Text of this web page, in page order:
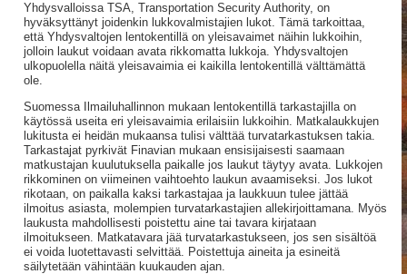
Yhdysvalloissa TSA, Transportation Security Authority, on
hyväksyttänyt joidenkin lukkovalmistajien lukot. Tämä tarkoittaa,
että Yhdysvaltojen lentokentillä on yleisavaimet näihin lukkoihin,
jolloin laukut voidaan avata rikkomatta lukkoja. Yhdysvaltojen
ulkopuolella näitä yleisavaimia ei kaikilla lentokentillä välttämättä
ole.
Suomessa Ilmailuhallinnon mukaan lentokentillä tarkastajilla on
käytössä useita eri yleisavaimia erilaisiin lukkoihin. Matkalaukkujen
lukitusta ei heidän mukaansa tulisi välttää turvatarkastuksen takia.
Tarkastajat pyrkivät Finavian mukaan ensisijaisesti saamaan
matkustajan kuulutuksella paikalle jos laukut täytyy avata. Lukkojen
rikkominen on viimeinen vaihtoehto laukun avaamiseksi. Jos lukot
rikotaan, on paikalla kaksi tarkastajaa ja laukkuun tulee jättää
ilmoitus asiasta, molempien turvatarkastajien allekirjoittamana. Myös
laukusta mahdollisesti poistettu aine tai tavara kirjataan
ilmoitukseen. Matkatavara jää turvatarkastukseen, jos sen sisältöä
ei voida luotettavasti selvittää. Poistettuja aineita ja esineitä
säilytetään vähintään kuukauden ajan.